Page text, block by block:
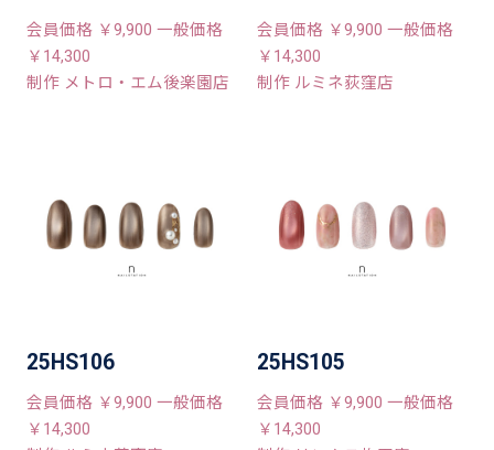
会員価格 ￥9,900 一般価格
￥14,300
制作 メトロ・エム後楽園店
会員価格 ￥9,900 一般価格
￥14,300
制作 ルミネ荻窪店
25HS106
会員価格 ￥9,900 一般価格
￥14,300
25HS105
会員価格 ￥9,900 一般価格
￥14,300